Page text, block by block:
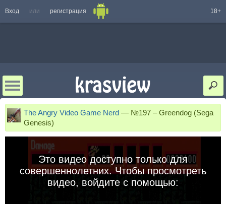
Вход или регистрация 18+
The Angry Video Game Nerd — №197 – Greendog (Sega
Genesis)
Это видео доступно только для
совершеннолетних. Чтобы просмотреть
видео, войдите с помощью: